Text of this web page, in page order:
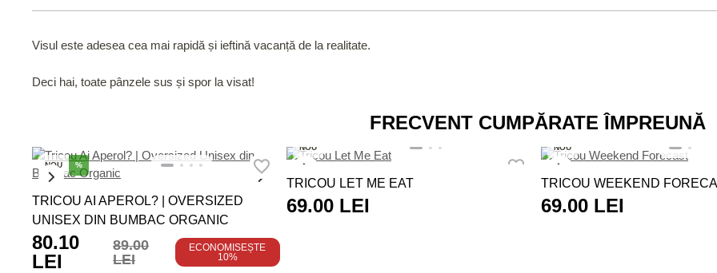
Visul este adesea cea mai rapidă și ieftină vacanță de la realitate.
Deci hai, toate pânzele sus și spor la visat!
FRECVENT CUMPĂRATE ÎMPREUNĂ
NOU %
TRICOU AI APEROL? | OVERSIZED
UNISEX DIN BUMBAC ORGANIC
80.10
LEI
89.00
LEI
ECONOMISEȘTE
10%
NOU
TRICOU LET ME EAT
69.00 LEI
NOU
TRICOU WEEKEND
69.00 LEI